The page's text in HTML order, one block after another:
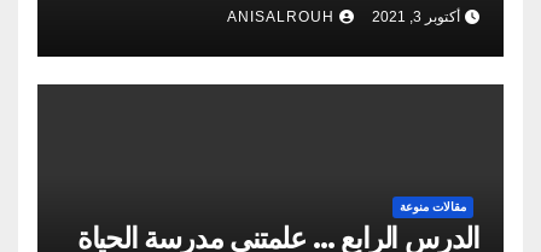
أكتوبر 3, 2021 ANISALROUH
مقالات منوعة
الدرس الرابع … علمتني مدرسة الحياة